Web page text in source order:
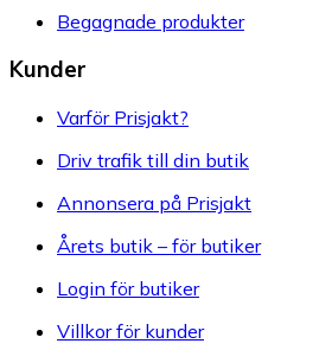
Begagnade produkter
Kunder
Varför Prisjakt?
Driv trafik till din butik
Annonsera på Prisjakt
Årets butik – för butiker
Login för butiker
Villkor för kunder